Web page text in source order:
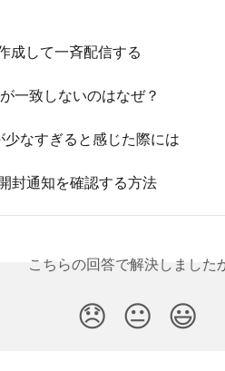
成して一斉配信する
一致しないのはなぜ？
なすぎると感じた際には
封通知を確認する方法
こちらの回答で解決しました
😞 😐 😃